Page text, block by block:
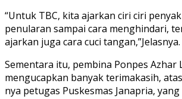
“Untuk TBC, kita ajarkan ciri ciri
penularan sampai cara menghindari,
ajarkan juga cara cuci tangan,”Jelasnya.
Sementara itu, pembina Ponpes Azhar
mengucapkan banyak terimakasih,
nya petugas Puskesmas Janapria,